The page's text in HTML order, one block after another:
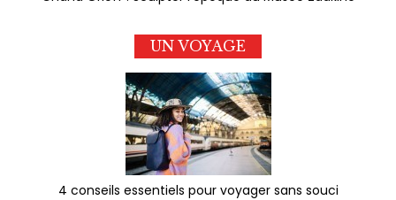
UN VOYAGE
4 conseils essentiels pour voyager sans souci